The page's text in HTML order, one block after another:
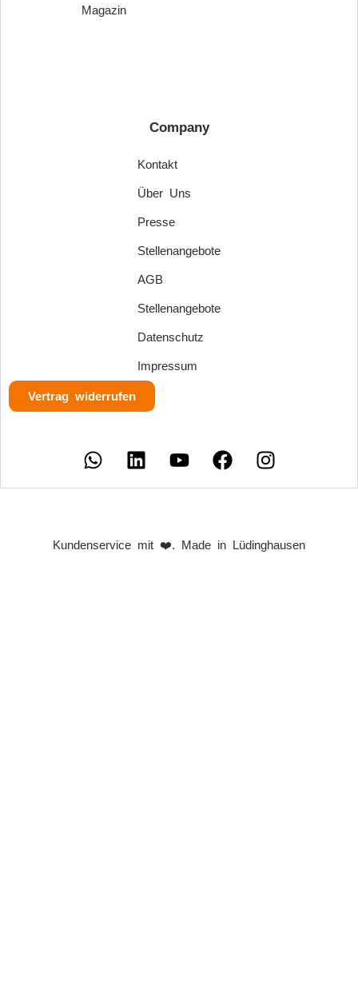
Magazin
Company
Kontakt
Über Uns
Presse
Stellenangebote
AGB
Stellenangebote
Datenschutz
Impressum
Vertrag widerrufen
Kundenservice mit ❤️. Made in Lüdinghausen